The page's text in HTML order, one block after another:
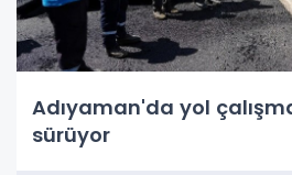
Adıyaman'da yol
sürüyor